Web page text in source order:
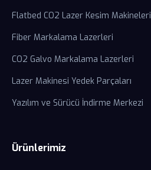
Flatbed CO2 Lazer Kesim Makineleri
Fiber Markalama Lazerleri
CO2 Galvo Markalama Lazerleri
Lazer Makinesi Yedek Parçaları
Yazılım ve Sürücü İndirme Merkezi
Ürünlerimiz